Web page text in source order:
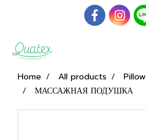
Home All products
Pillow
МАССАЖНАЯ ПОДУШКА